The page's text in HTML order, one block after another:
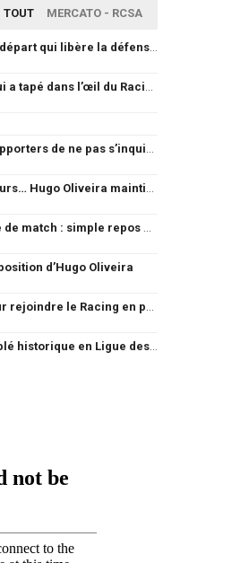
TOUT MERCATO - RCSA
d’Hugo Oliveira